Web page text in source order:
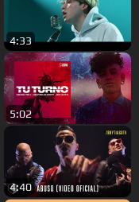
4:33
5:02
4:40